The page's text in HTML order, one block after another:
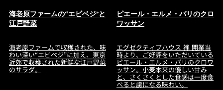
海老原ファームの“エビベジ”と
江戸野菜
海老原ファームで収穫された、味
わい深い“エビベジ”に加え、東京
近郊で収穫された新鮮な江戸野菜
のサラダ。
ピエール・エルメ・パリのクロ
ワッサン
エグゼクティブハウス 禅 開業当
時より、ご好評をいただいている
ピエール・エルメ・パリのクロワ
ッサン。小麦本来の優しい甘み
と、さくさくとした食感は一度食
べると虜になる味わい。